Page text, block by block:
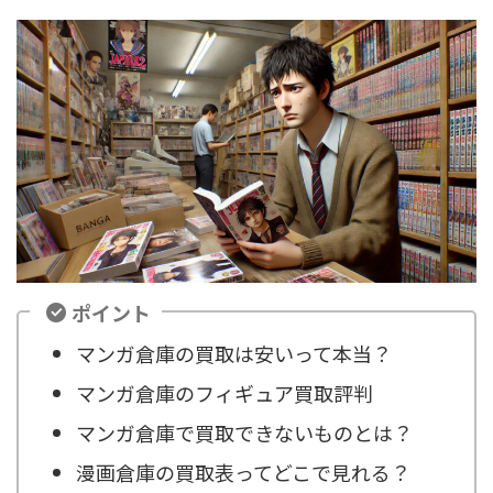
ポイント
マンガ倉庫の買取は安いって本当？
マンガ倉庫のフィギュア買取評判
マンガ倉庫で買取できないものとは？
漫画倉庫の買取表ってどこで見れる？